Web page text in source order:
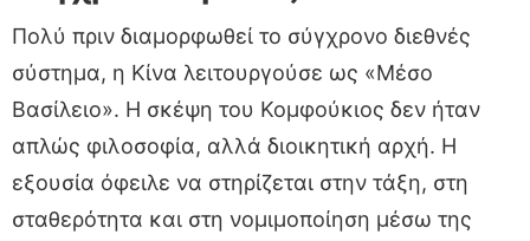
Πολύ πριν διαμορφωθεί το σύγχρονο διεθνές
σύστημα, η Κίνα λειτουργούσε ως «Μέσο
Βασίλειο». Η σκέψη του Κομφούκιος δεν ήταν
απλώς φιλοσοφία, αλλά διοικητική αρχή. Η
εξουσία όφειλε να στηρίζεται στην τάξη, στη
σταθερότητα και στη νομιμοποίηση μέσω της